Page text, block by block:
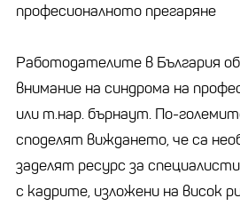
професионалното прегаряне
Работодателите в България
внимание на синдрома на
или т.нар. бърнаут. По-
споделят виждането, че са
заделят ресурс за
с кадрите, изложени на висок